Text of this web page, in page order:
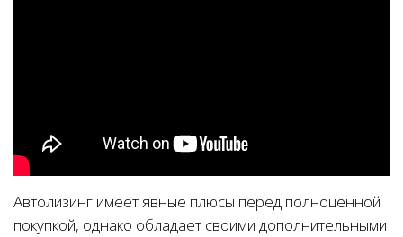
Автолизинг имеет явные плюсы перед полноценной
покупкой, однако обладает своими дополнительными